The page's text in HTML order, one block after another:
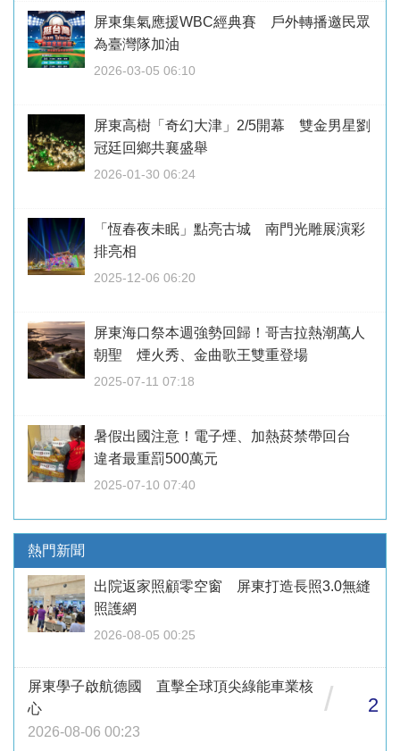
屏東集氣應援WBC經典賽 戶外轉播邀民眾
為臺灣隊加油
2026-03-05 06:10
屏東高樹「奇幻大津」2/5開幕 雙金男星劉
冠廷回鄉共襄盛舉
2026-01-30 06:24
「恆春夜未眠」點亮古城 南門光雕展演彩
排亮相
2025-12-06 06:20
屏東海口祭本週強勢回歸！哥吉拉熱潮萬人
朝聖 煙火秀、金曲歌王雙重登場
2025-07-11 07:18
暑假出國注意！電子煙、加熱菸禁帶回台
違者最重罰500萬元
2025-07-10 07:40
熱門新聞
出院返家照顧零空窗 屏東打造長照3.0無縫
照護網
2026-08-05 00:25
屏東學子啟航德國 直擊全球頂尖綠能車業核
心
2026-08-06 00:23
/ 2